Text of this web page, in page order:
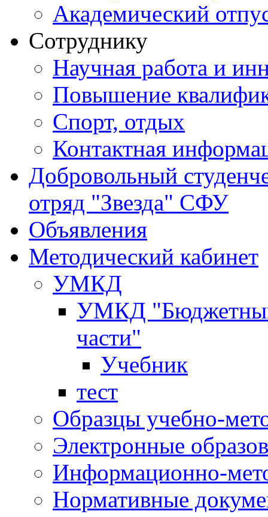
Академический
Сотруднику
Научная работа и
Повышение
Спорт, отдых
Контактная
Добровольный
отряд "Звезда" СФУ
Объявления
Методический кабинет
УМКД
УМКД "Бюджетный
части"
Учебник
тест
Образцы учебно-
Электронные
Информационно-
Нормативные